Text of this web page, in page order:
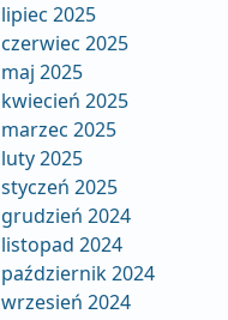
lipiec 2025
czerwiec 2025
maj 2025
kwiecień 2025
marzec 2025
luty 2025
styczeń 2025
grudzień 2024
listopad 2024
październik 2024
wrzesień 2024